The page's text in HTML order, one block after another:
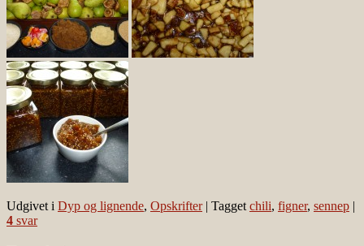
Udgivet i Dyp og lignende, Opskrifter | Tagget chili, figner, sennep |
4 svar